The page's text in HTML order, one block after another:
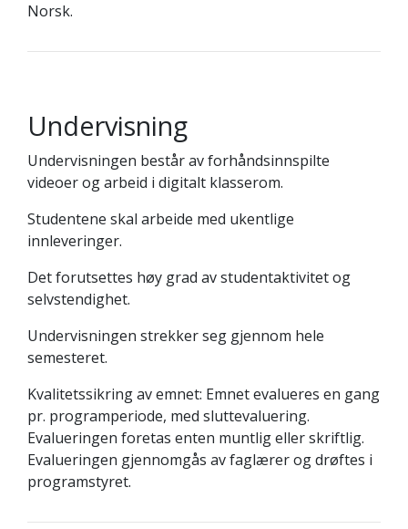
Norsk.
Undervisning
Undervisningen består av forhåndsinnspilte
videoer og arbeid i digitalt klasserom.
Studentene skal arbeide med ukentlige
innleveringer.
Det forutsettes høy grad av studentaktivitet og
selvstendighet.
Undervisningen strekker seg gjennom hele
semesteret.
Kvalitetssikring av emnet: Emnet evalueres en gang
pr. programperiode, med sluttevaluering.
Evalueringen foretas enten muntlig eller skriftlig.
Evalueringen gjennomgås av faglærer og drøftes i
programstyret.